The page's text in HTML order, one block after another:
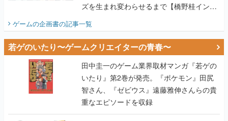
ズを生まれ変わらせるまで【橋野桂インタ
ビュー】
ゲームの企画書の記事一覧
若ゲのいたり〜ゲームクリエイターの青春〜
田中圭一のゲーム業界取材マンガ『若ゲの
いたり』第2巻が発売。『ポケモン』田尻
智さん、『ゼビウス』遠藤雅伸さんらの貴
重なエピソードを収録